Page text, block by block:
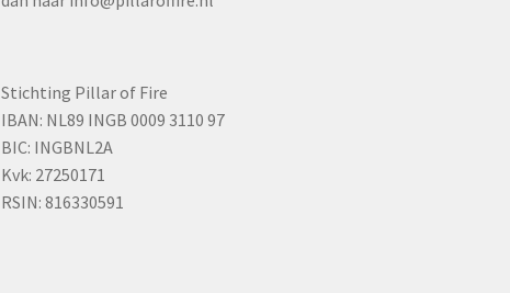
Stichting Pillar of Fire
IBAN: NL89 INGB 0009 3110 97
BIC: INGBNL2A
Kvk: 27250171
RSIN: 816330591